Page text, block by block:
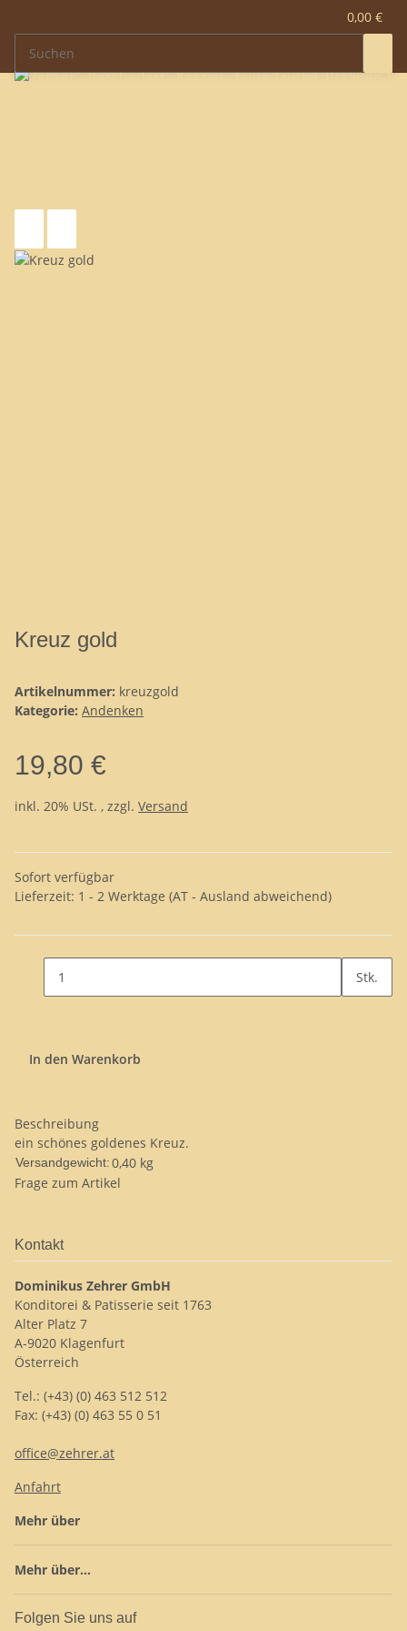
0,00 €
Kreuz gold
Artikelnummer: kreuzgold
Kategorie: Andenken
19,80 €
inkl. 20% USt. , zzgl. Versand
Sofort verfügbar
Lieferzeit: 1 - 2 Werktage (AT - Ausland abweichend)
Stk.
In den Warenkorb
Beschreibung
ein schönes goldenes Kreuz.
Versandgewicht:0,40 kg
Frage zum Artikel
Kontakt
Dominikus Zehrer GmbH
Konditorei & Patisserie seit 1763
Alter Platz 7
A-9020 Klagenfurt
Österreich
Tel.: (+43) (0) 463 512 512
Fax: (+43) (0) 463 55 0 51
office@zehrer.at
Anfahrt
Mehr über
Mehr über...
Folgen Sie uns auf